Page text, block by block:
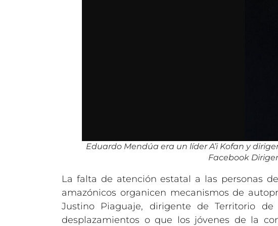
Eduardo Mendúa era un líder A’i Kofan y
Facebook
La falta de atención estatal a las personas
amazónicos organicen mecanismos de
Justino Piaguaje, dirigente de Territorio
desplazamientos o que los jóvenes de la